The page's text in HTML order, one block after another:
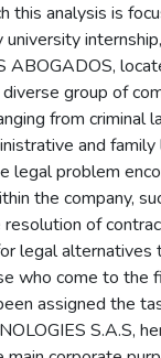
this analysis is
ABOGADOS,
group of
from criminal
and
legal problem
the company,
of
legal alternatives
who come to the
assigned the
S.A.S,